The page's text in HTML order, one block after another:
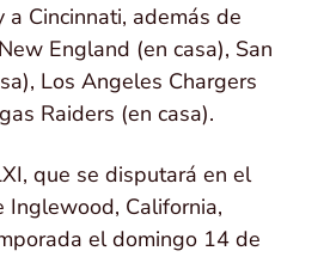
a Cincinnati, además de
England (en casa), San
Los Angeles Chargers
Raiders (en casa).
que se disputará en el
Inglewood, California,
el domingo 14 de